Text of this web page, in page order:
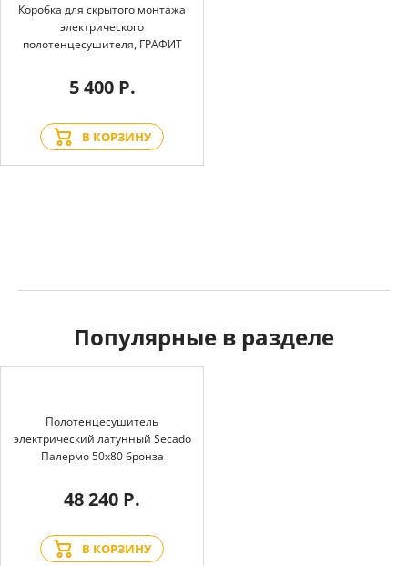
Коробка для скрытого монтажа
электрического
полотенцесушителя, ГРАФИТ
5 400 Р.
В КОРЗИНУ
Популярные в разделе
Полотенцесушитель
электрический латунный Secado
Палермо 50x80 бронза
48 240 Р.
В КОРЗИНУ